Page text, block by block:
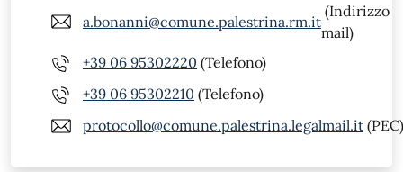
a.bonanni@comune.palestrina.rm.it
(Indirizzo
mail)
+39 06 95302220 (Telefono)
+39 06 95302210 (Telefono)
protocollo@comune.palestrina.legalmail.it (PEC)